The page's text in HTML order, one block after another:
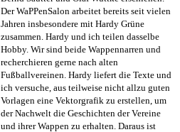
Der WaPPenSalon arbeitet bereits seit vielen
Jahren insbesondere mit Hardy Grüne
zusammen. Hardy und ich teilen dasselbe
Hobby. Wir sind beide Wappennarren und
recherchieren gerne nach alten
Fußballvereinen. Hardy liefert die Texte und
ich versuche, aus teilweise nicht allzu guten
Vorlagen eine Vektorgrafik zu erstellen, um
der Nachwelt die Geschichten der Vereine
und ihrer Wappen zu erhalten. Daraus ist